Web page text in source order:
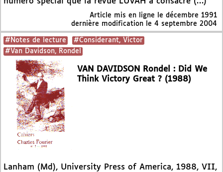
Article mis en ligne le décembre 1991
dernière modification le 4 septembre 2004
#Notes de lecture
#Considerant, Victor
#Van Davidson, Rondel
VAN DAVIDSON Rondel : Did We
Think Victory Great ? (1988)
Lanham (Md), University Press of America, 1988, VII,